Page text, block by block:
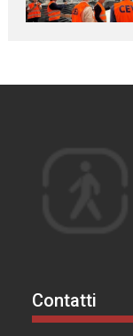
Contatti